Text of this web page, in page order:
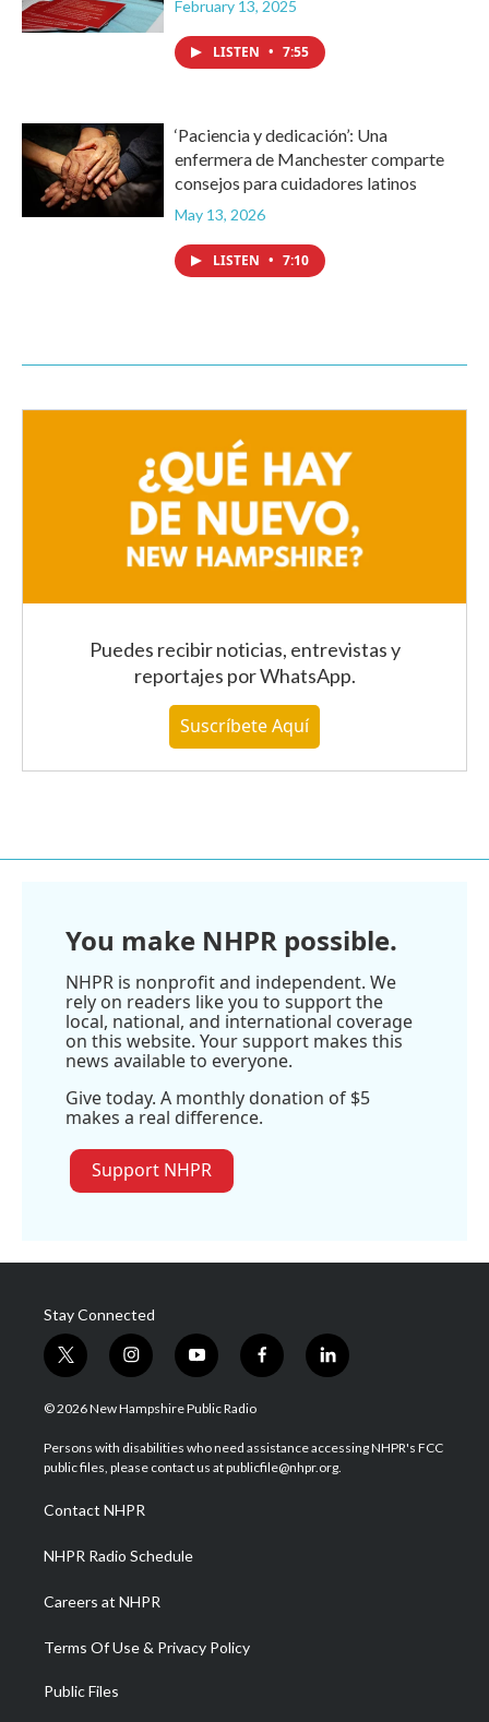
February 13, 2025
LISTEN • 7:55
‘Paciencia y dedicación’: Una
enfermera de Manchester comparte
consejos para cuidadores latinos
May 13, 2026
LISTEN • 7:10
Puedes recibir noticias, entrevistas y
reportajes por WhatsApp.
Suscríbete Aquí
You make NHPR possible.
NHPR is nonprofit and independent. We
rely on readers like you to support the
local, national, and international coverage
on this website. Your support makes this
news available to everyone.
Give today. A monthly donation of $5
makes a real difference.
Support NHPR
Stay Connected
t
w
i
t
e
i
n
s
a
g
a
m
y
o
u
u
b
f
a
b
o
l
i
e
d
© 2026 New Hampshire Public Radio
Persons with disabilities who need assistance accessing NHPR's FCC
public files, please contact us at publicfile@nhpr.org.
Contact NHPR
NHPR Radio Schedule
Careers at NHPR
Terms Of Use & Privacy Policy
Public Files